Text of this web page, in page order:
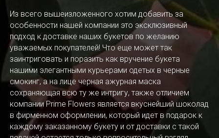
Из всего вышеизложенного хотим добавить за
особенности нашей компании это эксклюзивный
подход к доставке наших букетов по желанию
уважаемых покупателей! Что еще может так
заинтриговать и поразить как вручение букета
нашими элегантными курьерами одетых в черные
смокинг, а на лице черная ажурная маска
сохраняющая всю ту же интригу, также отличием
компании Prime Flowers является вкуснейший шоколад
в фирменном оформлении, который идет в подарок к
каждому заказанному букету и от доставки с такой